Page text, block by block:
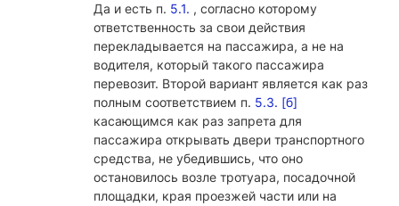
Да и есть п. 5.1. , согласно которому
ответственность за свои действия
перекладывается на пассажира, а не на
водителя, который такого пассажира
перевозит. Второй вариант является как раз
полным соответствием п. 5.3. [б]
касающимся как раз запрета для
пассажира открывать двери транспортного
средства, не убедившись, что оно
остановилось возле тротуара, посадочной
площадки, края проезжей части или на